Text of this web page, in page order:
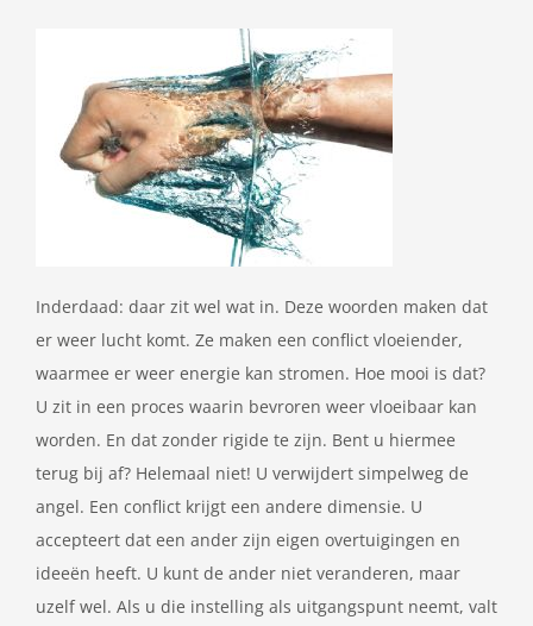
Inderdaad: daar zit wel wat in. Deze woorden maken dat
er weer lucht komt. Ze maken een conflict vloeiender,
waarmee er weer energie kan stromen. Hoe mooi is dat?
U zit in een proces waarin bevroren weer vloeibaar kan
worden. En dat zonder rigide te zijn. Bent u hiermee
terug bij af? Helemaal niet! U verwijdert simpelweg de
angel. Een conflict krijgt een andere dimensie. U
accepteert dat een ander zijn eigen overtuigingen en
ideeën heeft. U kunt de ander niet veranderen, maar
uzelf wel. Als u die instelling als uitgangspunt neemt, valt